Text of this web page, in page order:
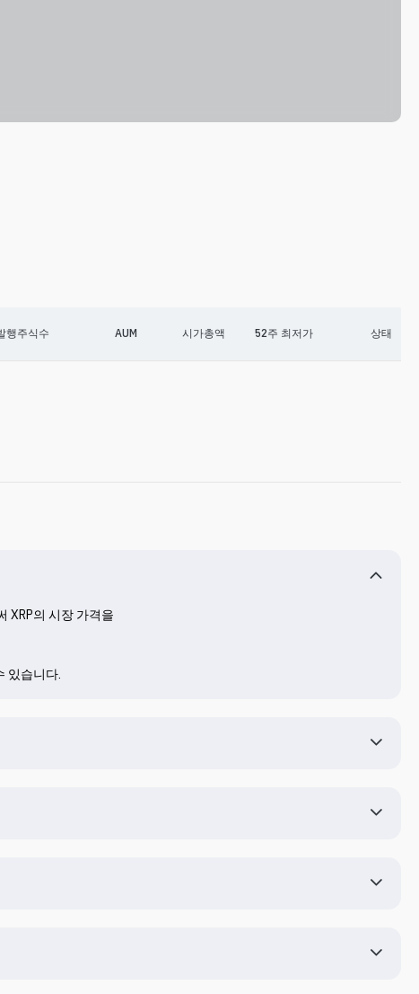
행주식수 AUM 시가총액 52주 최저가 상태
XRP의 시장 가격을
있습니다.